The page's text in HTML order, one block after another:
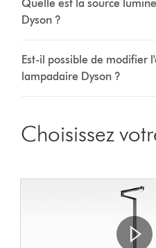
Quelle est la source
Dyson ?
Est-il possible de modifier
lampadaire Dyson ?
Choisissez